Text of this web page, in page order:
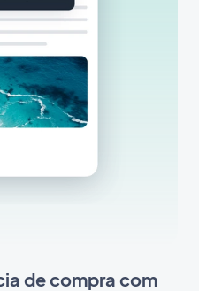
de compra com